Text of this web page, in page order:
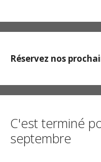
Réservez nos
C'est terminé
septembre